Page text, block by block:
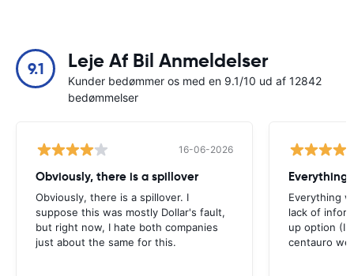
9.1 Leje Af Bil Anmeldelser
Kunder bedømmer os med en 9.1/10 ud af 12842
bedømmelser
16-06-2026
Obviously, there is a spillover
Obviously, there is a spillover. I
suppose this was mostly Dollar's fault,
but right now, I hate both companies
just about the same for this.
Everything
Everything
lack of
up option (I
centauro